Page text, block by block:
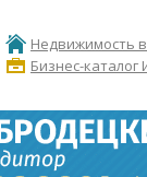
Недвижимость
Бизнес-каталог